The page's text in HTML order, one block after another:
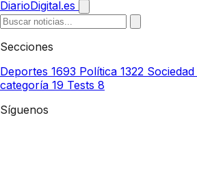
DiarioDigital.es
Secciones
Deportes 1693 Política 1322 Sociedad
categoría 19 Tests 8
Síguenos